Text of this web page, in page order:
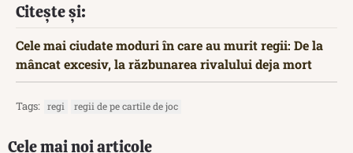
Citește și:
Cele mai ciudate moduri în care au murit regii: De la
mâncat excesiv, la răzbunarea rivalului deja mort
Tags: regi regii de pe cartile de joc
Cele mai noi articole